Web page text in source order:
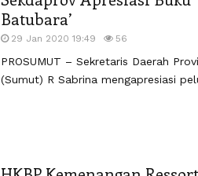
Batubara’
29 Jan 2020 19:49 56
PROSUMUT – Sekretaris Daerah
(Sumut) R Sabrina mengapresiasi